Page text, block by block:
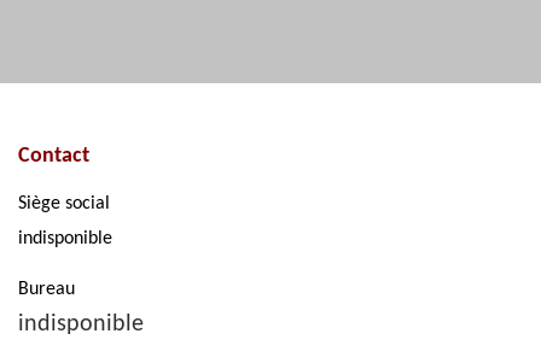
Contact
Siège social
indisponible
Bureau
indisponible